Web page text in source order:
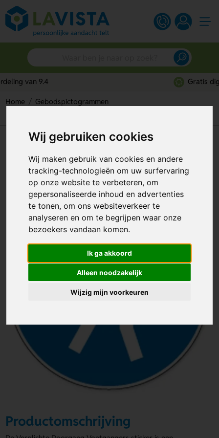
Wij gebruiken cookies
Wij maken gebruik van cookies en andere
tracking-technologieën om uw surfervaring
op onze website te verbeteren, om
gepersonaliseerde inhoud en advertenties
te tonen, om ons websiteverkeer te
analyseren en om te begrijpen waar onze
bezoekers vandaan komen.
Ik ga akkoord
Alleen noodzakelijk
Wijzig mijn voorkeuren
Home
Gebodspictogrammen
Verplichte Doorgang
Voetgangers (Sticker)
Artikelnummer: 113577
Productomschrijving